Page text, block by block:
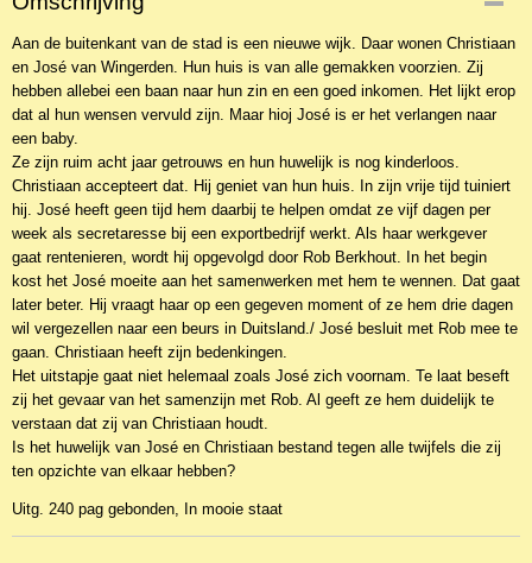
2BLNOr-12266
EAN code
9789073531147
Productcode leverancier
C. Vroegop Dirksland
Aan de buitenkant van de stad is een nieuwe wijk. Daar wonen Christiaan
en José van Wingerden. Hun huis is van alle gemakken voorzien. Zij
hebben allebei een baan naar hun zin en een goed inkomen. Het lijkt erop
dat al hun wensen vervuld zijn. Maar hioj José is er het verlangen naar
een baby.
Ze zijn ruim acht jaar getrouws en hun huwelijk is nog kinderloos.
Christiaan accepteert dat. Hij geniet van hun huis. In zijn vrije tijd tuiniert
hij. José heeft geen tijd hem daarbij te helpen omdat ze vijf dagen per
week als secretaresse bij een exportbedrijf werkt. Als haar werkgever
gaat rentenieren, wordt hij opgevolgd door Rob Berkhout. In het begin
kost het José moeite aan het samenwerken met hem te wennen. Dat gaat
later beter. Hij vraagt haar op een gegeven moment of ze hem drie dagen
wil vergezellen naar een beurs in Duitsland./ José besluit met Rob mee te
gaan. Christiaan heeft zijn bedenkingen.
Het uitstapje gaat niet helemaal zoals José zich voornam. Te laat beseft
zij het gevaar van het samenzijn met Rob. Al geeft ze hem duidelijk te
verstaan dat zij van Christiaan houdt.
Is het huwelijk van José en Christiaan bestand tegen alle twijfels die zij
ten opzichte van elkaar hebben?
Uitg. 240 pag gebonden, In mooie staat